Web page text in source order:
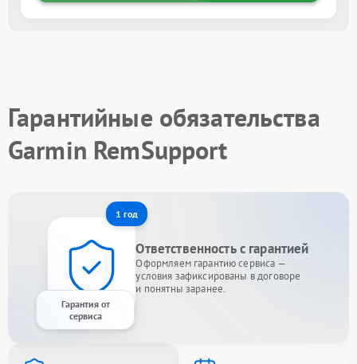
Гарантийные обязательства
Garmin RemSupport
1 год
Гарантия от
сервиса
Ответственность с гарантией
Оформляем гарантию сервиса —
условия зафиксированы в договоре
и понятны заранее.